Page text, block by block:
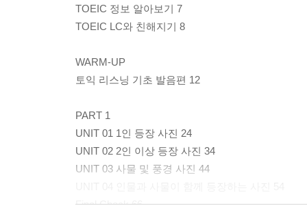
TOEIC 정보 알아보기 7
TOEIC LC와 친해지기 8
WARM-UP
토익 리스닝 기초 발음편 12
PART 1
UNIT 01 1인 등장 사진 24
UNIT 02 2인 이상 등장 사진 34
UNIT 03 사물 및 풍경 사진 44
Final Check 66